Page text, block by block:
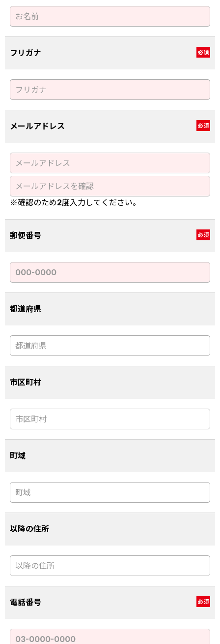
フリガナ 必須
メールアドレス 必須
※確認のため2度入力してください。
郵便番号 必須
都道府県
市区町村
町域
以降の住所
電話番号 必須